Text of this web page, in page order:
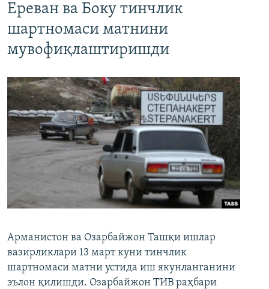
Ереван ва Боку тинчлик
шартномаси матнини
мувофиқлаштиришди
Арманистон ва Озарбайжон Ташқи ишлар
вазирликлари 13 март куни тинчлик
шартномаси матни устида иш якунланганини
эълон қилишди. Озарбайжон ТИВ раҳбари